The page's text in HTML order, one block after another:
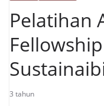
Pelatihan
3 tahun